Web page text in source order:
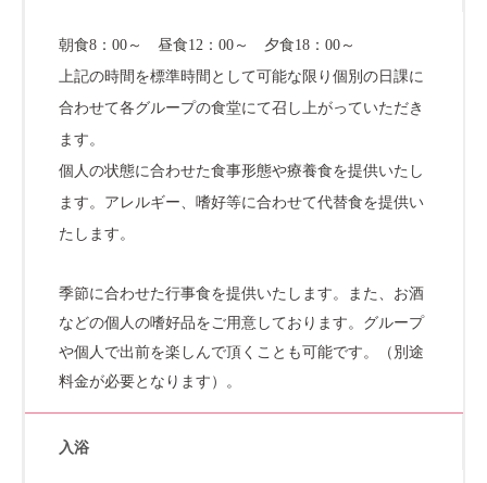
朝食8：00～ 昼食12：00～ 夕食18：00～
上記の時間を標準時間として可能な限り個別の日課に
合わせて各グループの食堂にて召し上がっていただき
ます。
個人の状態に合わせた食事形態や療養食を提供いたし
ます。アレルギー、嗜好等に合わせて代替食を提供い
たします。
季節に合わせた行事食を提供いたします。また、お酒
などの個人の嗜好品をご用意しております。グループ
や個人で出前を楽しんで頂くことも可能です。（別途
料金が必要となります）。
入浴